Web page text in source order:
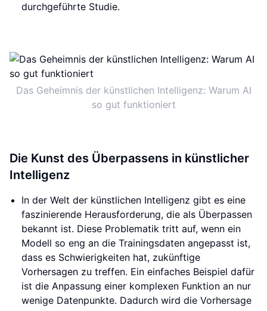
durchgeführte Studie.
Das Geheimnis der künstlichen Intelligenz: Warum AI
so gut funktioniert
Die Kunst des Überpassens in künstlicher
Intelligenz
In der Welt der künstlichen Intelligenz gibt es eine
faszinierende Herausforderung, die als Überpassen
bekannt ist. Diese Problematik tritt auf, wenn ein
Modell so eng an die Trainingsdaten angepasst ist,
dass es Schwierigkeiten hat, zukünftige
Vorhersagen zu treffen. Ein einfaches Beispiel dafür
ist die Anpassung einer komplexen Funktion an nur
wenige Datenpunkte. Dadurch wird die Vorhersage